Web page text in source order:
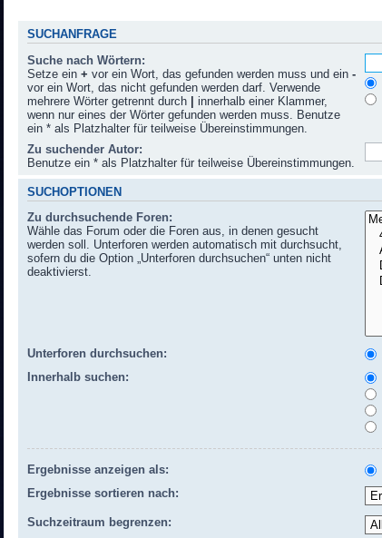
SUCHANFRAGE
Suche nach Wörtern:
Setze ein + vor ein Wort, das gefunden werden muss und ein -
vor ein Wort, das nicht gefunden werden darf. Verwende
mehrere Wörter getrennt durch
innerhalb einer Klammer,
wenn nur eines der Wörter gefunden werden muss. Benutze
ein * als Platzhalter für teilweise Übereinstimmungen.
Zu suchender Autor:
Benutze ein * als Platzhalter für teilweise Übereinstimmungen.
SUCHOPTIONEN
Zu durchsuchende Foren:
Wähle das Forum oder die Foren aus, in denen gesucht
werden soll. Unterforen werden automatisch mit durchsucht,
sofern du die Option „Unterforen durchsuchen“ unten nicht
deaktivierst.
Unterforen durchsuchen:
Innerhalb suchen:
Ergebnisse anzeigen als:
Ergebnisse sortieren nach:
Suchzeitraum begrenzen: